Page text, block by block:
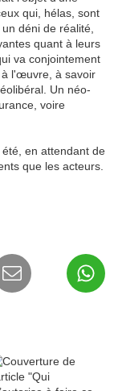
qui, hélas, sont
déni de réalité,
quant à leurs
va conjointement
à l'œuvre, à savoir
Un néo-
voire
en attendant de
que les acteurs.